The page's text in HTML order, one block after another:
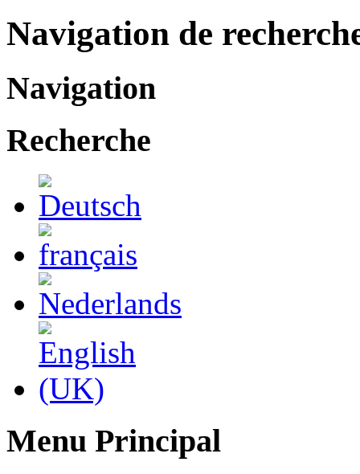
Navigation de
Navigation
Recherche
Menu Principal